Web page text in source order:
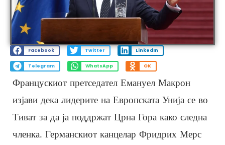
Facebook Twitter LinkedIn
Telegram WhatsApp OK
Францускиот претседател Емануел Макрон
изјави дека лидерите на Европската Унија се во
Тиват за да ја поддржат Црна Гора како следна
членка. Германскиот канцелар Фридрих Мерc